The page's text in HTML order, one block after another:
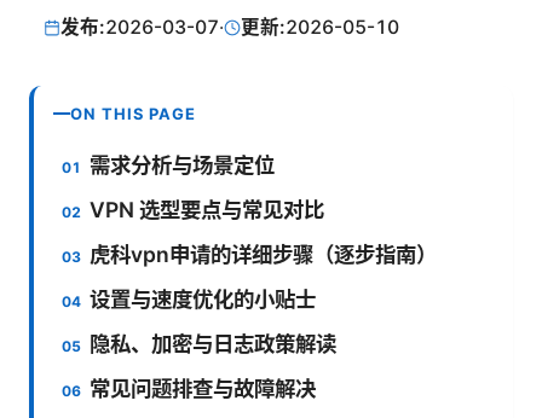
发布:2026-03-07· 更新:2026-05-10
ON THIS PAGE
需求分析与场景定位
VPN 选型要点与常见对比
虎科vpn申请的详细步骤（逐步指南）
设置与速度优化的小贴士
隐私、加密与日志政策解读
常见问题排查与故障解决